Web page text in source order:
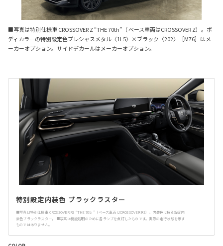
■写真は特別仕様車 CROSSOVER Z “THE 70th”（ ベース車両はCROSSOVER Z）。ボ
ディカラーの特別設定色プレシャスメタル〈1L5〉×ブラック〈202〉［M76］はメ
ーカーオプション。サイドデカールはメーカーオプション。
特別設定内装色 ブラックラスター
■写真は特別仕様車 CROSSOVER RS “THE 70th”（ベース車両はCROSSOVER RS）。内装色は特別設定内
装色ブラックラスター。 ■写真は機能説明のために各ランプを点灯したものです。実際の走行状態を示す
ものではありません。